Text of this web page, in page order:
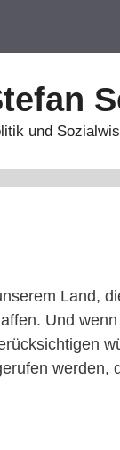
und
Land,
Und
werden,